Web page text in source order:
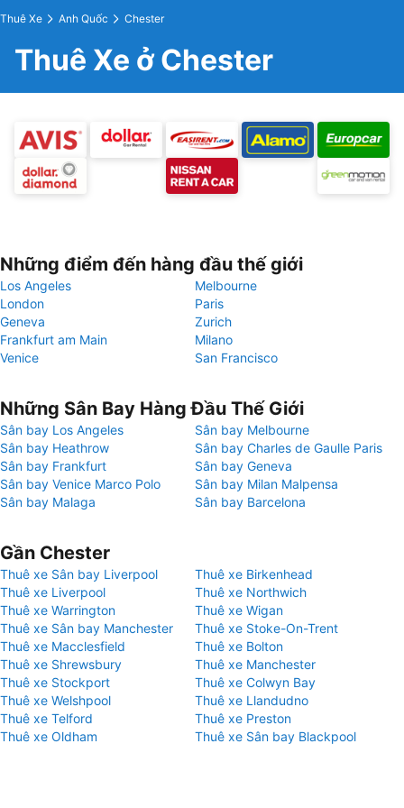
Thuê Xe Anh Quốc Chester
Thuê Xe ở Chester
Những điểm đến hàng đầu thế giới
Los Angeles
Melbourne
London
Paris
Geneva
Zurich
Frankfurt am Main
Milano
Venice
San Francisco
Những Sân Bay Hàng Đầu Thế Giới
Sân bay Los Angeles
Sân bay Melbourne
Sân bay Heathrow
Sân bay Charles de Gaulle Paris
Sân bay Frankfurt
Sân bay Geneva
Sân bay Venice Marco Polo
Sân bay Milan Malpensa
Sân bay Malaga
Sân bay Barcelona
Gần Chester
Thuê xe Sân bay Liverpool
Thuê xe Birkenhead
Thuê xe Liverpool
Thuê xe Northwich
Thuê xe Warrington
Thuê xe Wigan
Thuê xe Sân bay Manchester
Thuê xe Stoke-On-Trent
Thuê xe Macclesfield
Thuê xe Bolton
Thuê xe Shrewsbury
Thuê xe Manchester
Thuê xe Stockport
Thuê xe Colwyn Bay
Thuê xe Welshpool
Thuê xe Llandudno
Thuê xe Telford
Thuê xe Preston
Thuê xe Oldham
Thuê xe Sân bay Blackpool